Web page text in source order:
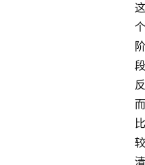
这
个
阶
段
反
而
比
较
清